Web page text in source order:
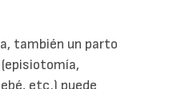
también un parto
etc.) puede